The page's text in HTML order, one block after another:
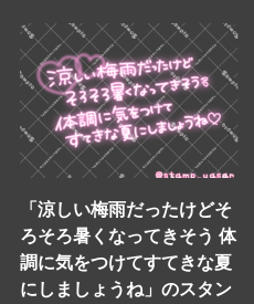
「涼しい梅雨だったけどそ
ろそろ暑くなってきそう 体
調に気をつけてすてきな夏
にしましょうね」のスタン